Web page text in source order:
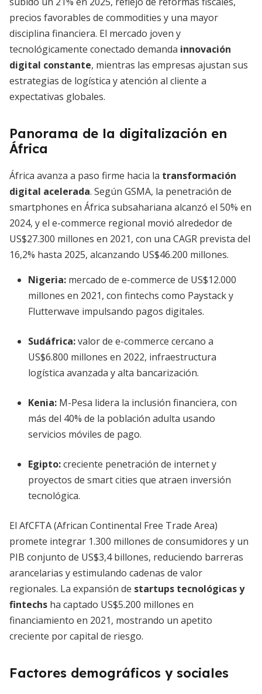
precios favorables de commodities y una mayor
disciplina financiera. El mercado joven y
tecnológicamente conectado demanda innovación
digital constante, mientras las empresas ajustan sus
estrategias de logística y atención al cliente a
expectativas globales.
Panorama de la digitalización en
África
África avanza a paso firme hacia la transformación
digital acelerada. Según GSMA, la penetración de
smartphones en África subsahariana alcanzó el 50% en
2024, y el e-commerce regional movió alrededor de
US$27.300 millones en 2021, con una CAGR prevista del
16,2% hasta 2025, alcanzando US$46.200 millones.
Nigeria: mercado de e-commerce de US$12.000
millones en 2021, con fintechs como Paystack y
Flutterwave impulsando pagos digitales.
Sudáfrica:valor de e-commerce cercano a
US$6.800 millones en 2022, infraestructura
logística avanzada y alta bancarización.
Kenia: M-Pesa lidera la inclusión financiera, con
más del 40% de la población adulta usando
servicios móviles de pago.
Egipto:creciente penetración de internet y
proyectos de smart cities que atraen inversión
tecnológica.
El AfCFTA (African Continental Free Trade Area)
promete integrar 1.300 millones de consumidores y un
PIB conjunto de US$3,4 billones, reduciendo barreras
arancelarias y estimulando cadenas de valor
regionales. La expansión de startups tecnológicas y
fintechs ha captado US$5.200 millones en
financiamiento en 2021, mostrando un apetito
creciente por capital de riesgo.
Factores demográficos y sociales